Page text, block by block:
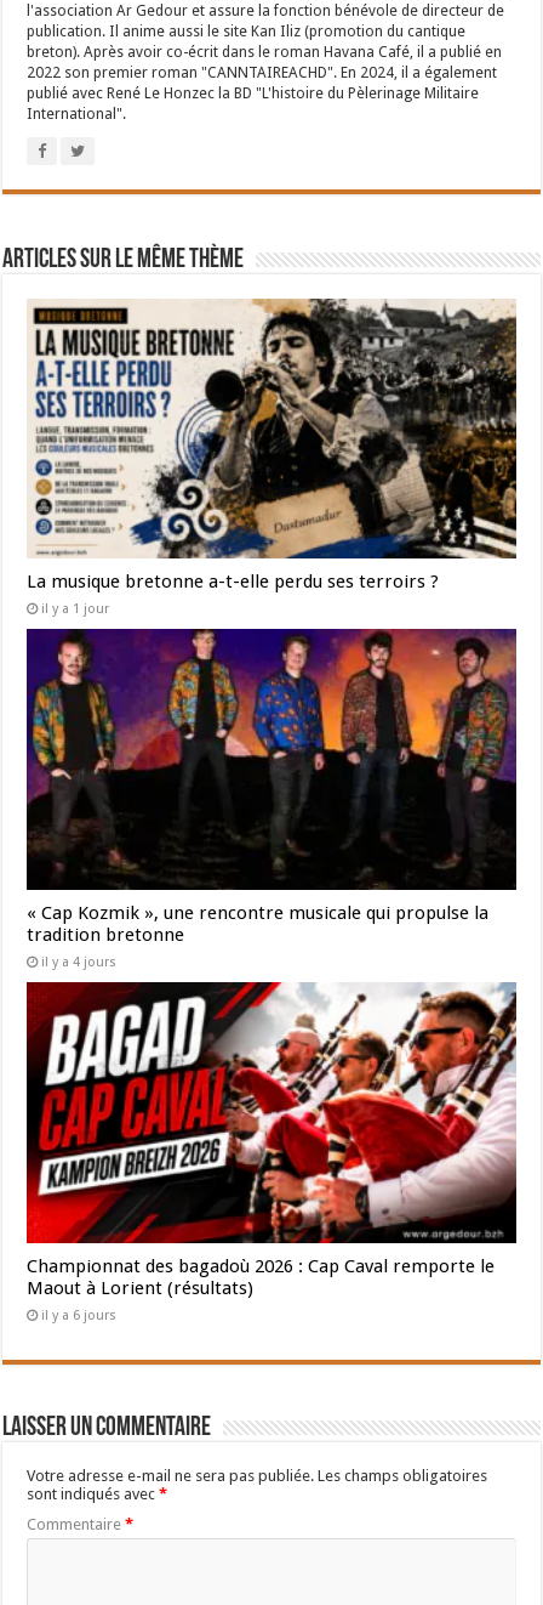
l'association Ar Gedour et assure la fonction bénévole de directeur de
publication. Il anime aussi le site Kan Iliz (promotion du cantique
breton). Après avoir co-écrit dans le roman Havana Café, il a publié en
2022 son premier roman "CANNTAIREACHD". En 2024, il a également
publié avec René Le Honzec la BD "L'histoire du Pèlerinage Militaire
International".
Articles sur le même thème
La musique bretonne a-t-elle perdu ses terroirs ?
il y a 1 jour
« Cap Kozmik », une rencontre musicale qui propulse la
tradition bretonne
il y a 4 jours
Championnat des bagadoù 2026 : Cap Caval remporte le
Maout à Lorient (résultats)
il y a 6 jours
Laisser un commentaire
Votre adresse e-mail ne sera pas publiée. Les champs obligatoires
sont indiqués avec*
Commentaire*